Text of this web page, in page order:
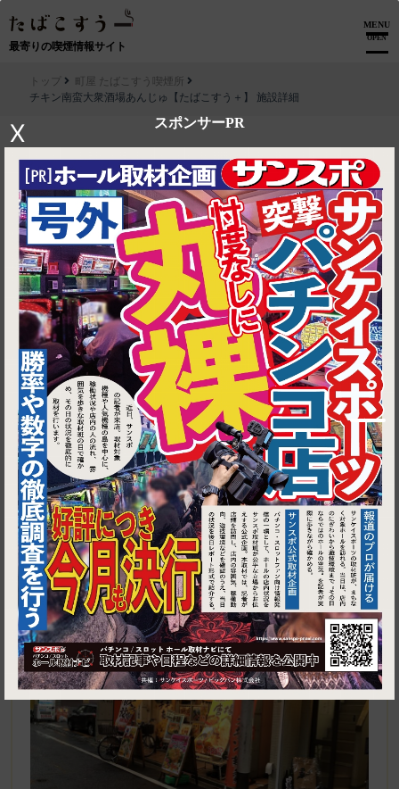
最寄りの喫煙情報サイト
MENU
OPEN
スポンサーPR
X
1
トップ
町屋 たばこすう喫煙所
チキン南蛮大衆酒場あんじゅ【たばこすう＋】 施設詳細
▶ ルートを見る
町屋 たばこすう喫煙所│チキン南蛮大衆酒場あんじゅ【たばこすう
＋】
東京都荒川区町屋1-2-4Ｔｋビル